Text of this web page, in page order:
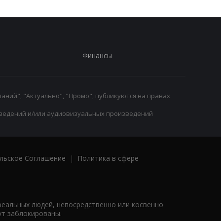
Финансы
"Актуально", "Промо", публикуются на правах
и/или аудиовизуальных произведений
Соглашение |
Политика в сфере
людей, непосредственно или косвенно
заблокированы.